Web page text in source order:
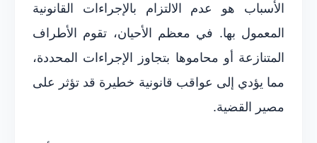
الأسباب هو عدم الالتزام بالإجراءات القانونية
المعمول بها. في معظم الأحيان، تقوم الأطراف
المتنازعة أو محاموها بتجاوز الإجراءات المحددة،
مما يؤدي إلى عواقب قانونية خطيرة قد تؤثر على
مصير القضية.